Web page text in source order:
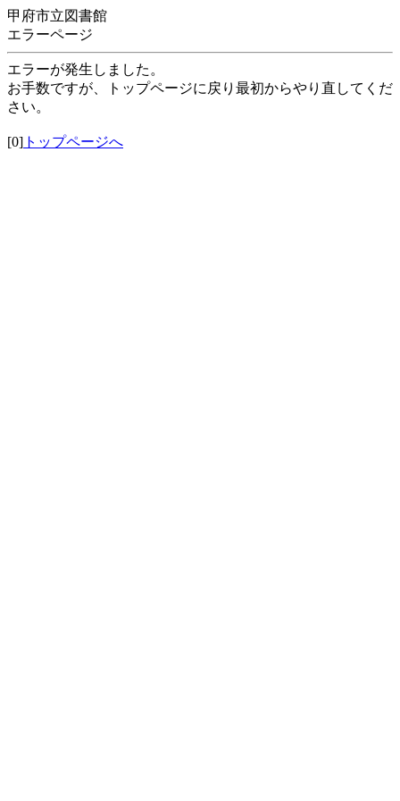
甲府市立図書館
エラーページ
エラーが発生しました。
お手数ですが、トップページに戻り最初からやり直してくだ
さい。
[0] トップページへ